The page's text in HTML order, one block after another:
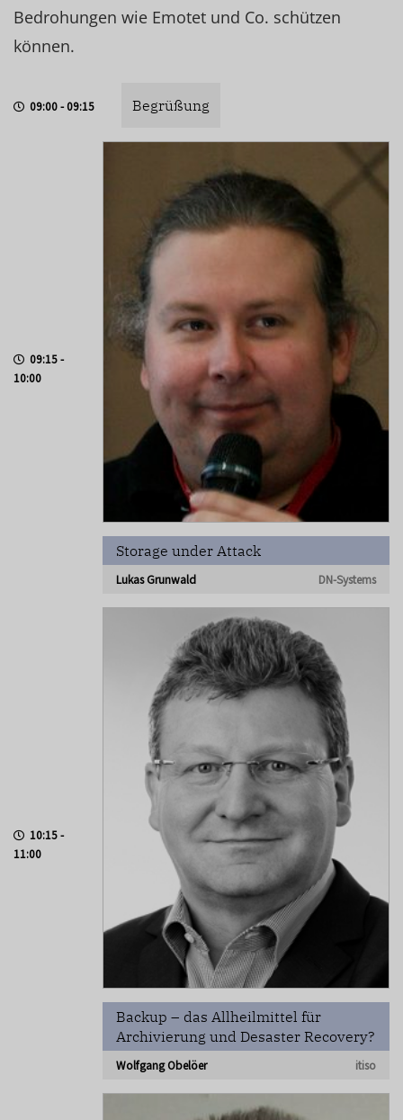
Bedrohungen wie Emotet und Co. schützen
können.
09:00 - 09:15 Begrüßung
09:15 -
10:00
Storage under Attack
Lukas Grunwald DN-Systems
10:15 -
11:00
Backup – das Allheilmittel für
Archivierung und Desaster Recovery?
Wolfgang Obelöer itiso